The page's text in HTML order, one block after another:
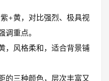
+黄，对比强烈、极具视
重点。
，风格柔和，适合背景铺
的三种颜色，层次丰富又